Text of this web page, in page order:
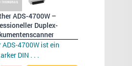
ADS-4700W –
Duplex-
ADS-4700W ist ein
DIN . . .